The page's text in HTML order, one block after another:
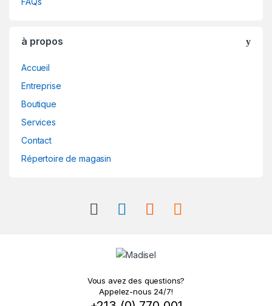
à propos
Accueil
Entreprise
Boutique
Services
Contact
Répertoire de magasin
Vous avez des questions?
Appelez-nous 24/7!